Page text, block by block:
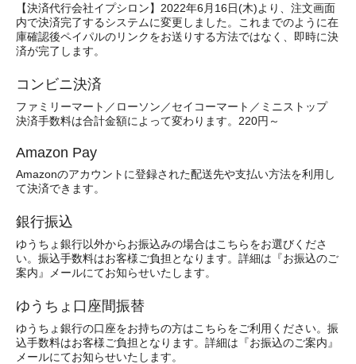
【決済代行会社イプシロン】2022年6月16日(木)より、注文画面
内で決済完了するシステムに変更しました。これまでのように在
庫確認後ペイパルのリンクをお送りする方法ではなく、即時に決
済が完了します。
コンビニ決済
ファミリーマート／ローソン／セイコーマート／ミニストップ
決済手数料は合計金額によって変わります。220円～
Amazon Pay
Amazonのアカウントに登録された配送先や支払い方法を利用し
て決済できます。
銀行振込
ゆうちょ銀行以外からお振込みの場合はこちらをお選びくださ
い。振込手数料はお客様ご負担となります。詳細は『お振込のご
案内』メールにてお知らせいたします。
ゆうちょ口座間振替
ゆうちょ銀行の口座をお持ちの方はこちらをご利用ください。振
込手数料はお客様ご負担となります。詳細は『お振込のご案内』
メールにてお知らせいたします。